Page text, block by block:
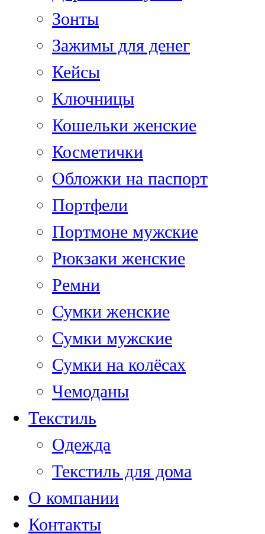
Зонты
Зажимы для денег
Кейсы
Ключницы
Кошельки женские
Косметички
Обложки на паспорт
Портфели
Портмоне мужские
Рюкзаки женские
Ремни
Сумки женские
Сумки мужские
Сумки на колёсах
Чемоданы
Текстиль
Одежда
Текстиль для дома
О компании
Контакты